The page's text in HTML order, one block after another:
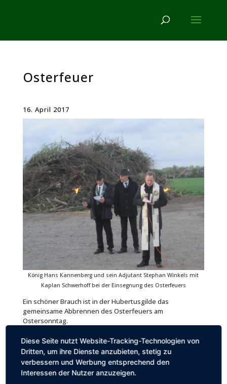
Osterfeuer
16. April 2017
König Hans Kannenberg und sein Adjutant Stephan Winkels mit
Kaplan Schwerhoff bei der Einsegnung des Osterfeuers
Ein schöner Brauch ist in der Hubertusgilde das
gemeinsame Abbrennen des Osterfeuers am
Ostersonntag.
Pfarrgemeinde St. Marien. Auch in diesem Jahr nahmen
wieder zahlreiche Besucher daran teil. Das Feuer wurde im
Anschluss an die Abendmesse von der Osterkerze mit
Fackeln durch den Prinzen Markus Achten und seinen
Adjutanten Paul Track zum Hubertusplatz getragen. Hier
Diese Seite nutzt Website-Tracking-Technologien von
Dritten, um ihre Dienste anzubieten, stetig zu
verbessern und Werbung entsprechend den
Interessen der Nutzer anzuzeigen.